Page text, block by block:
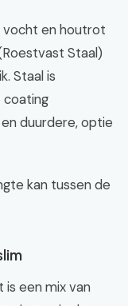
en houtrot
Staal)
Staal is
coating
duurdere, optie
kan tussen de
is een mix van